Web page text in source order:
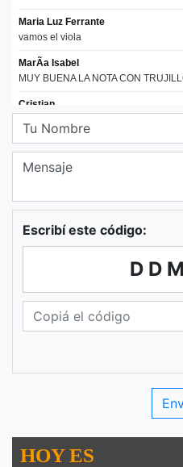
Escribí este código:
HOY ES